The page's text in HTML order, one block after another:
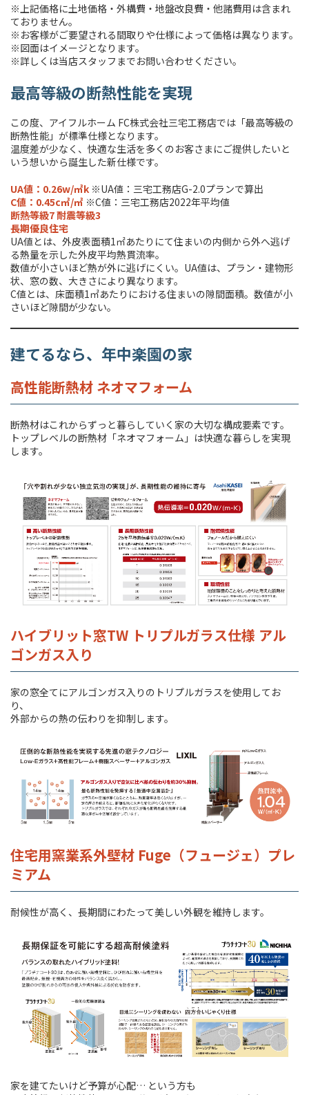
※上記価格に土地価格・外構費・地盤改良費・他諸費用は含まれ
ておりません。
※お客様がご要望される間取りや仕様によって価格は異なります。
※図面はイメージとなります。
※詳しくは当店スタッフまでお問い合わせください。
最高等級の断熱性能を実現
この度、アイフルホーム FC株式会社三宅工務店では「最高等級の
断熱性能」が標準仕様となります。
温度差が少なく、快適な生活を多くのお客さまにご提供したいと
いう想いから誕生した新仕様です。
UA値：0.26w/㎡k ※UA値：三宅工務店G-2.0プランで算出
C値：0.45c㎡/㎡ ※C値：三宅工務店2022年平均値
断熱等級7 耐震等級3
長期優良住宅
UA値とは、外皮表面積1㎡あたりにて住まいの内側から外へ逃げ
る熱量を示した外皮平均熱貫流率。
数値が小さいほど熱が外に逃げにくい。UA値は、プラン・建物形
状、窓の数、大きさにより異なります。
C値とは、床面積1㎡あたりにおける住まいの隙間面積。数値が小
さいほど隙間が少ない。
建てるなら、年中楽園の家
高性能断熱材 ネオマフォーム
断熱材はこれからずっと暮らしていく家の大切な構成要素です。
トップレベルの断熱材「ネオマフォーム」は快適な暮らしを実現
します。
ハイブリット窓TW トリプルガラス仕様 アル
ゴンガス入り
家の窓全てにアルゴンガス入りのトリプルガラスを使用してお
り、
外部からの熱の伝わりを抑制します。
住宅用窯業系外壁材 Fuge（フュージェ）プレ
ミアム
耐候性が高く、長期間にわたって美しい外観を維持します。
家を建てたいけど予算が心配… という方も